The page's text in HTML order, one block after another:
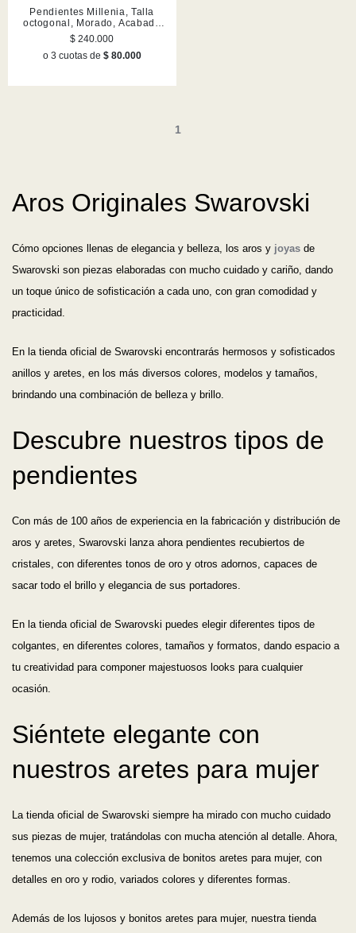
Pendientes Millenia, Talla
octogonal, Morado, Acabado
en tono oro
$ 240.000
o 3 cuotas de $ 80.000
1
Aros Originales Swarovski
Cómo opciones llenas de elegancia y belleza, los aros y joyas de
Swarovski son piezas elaboradas con mucho cuidado y cariño, dando
un toque único de sofisticación a cada uno, con gran comodidad y
practicidad.
En la tienda oficial de Swarovski encontrarás hermosos y sofisticados
anillos y aretes, en los más diversos colores, modelos y tamaños,
brindando una combinación de belleza y brillo.
Descubre nuestros tipos de
pendientes
Con más de 100 años de experiencia en la fabricación y distribución de
aros y aretes, Swarovski lanza ahora pendientes recubiertos de
cristales, con diferentes tonos de oro y otros adornos, capaces de
sacar todo el brillo y elegancia de sus portadores.
En la tienda oficial de Swarovski puedes elegir diferentes tipos de
colgantes, en diferentes colores, tamaños y formatos, dando espacio a
tu creatividad para componer majestuosos looks para cualquier
ocasión.
Siéntete elegante con
nuestros aretes para mujer
La tienda oficial de Swarovski siempre ha mirado con mucho cuidado
sus piezas de mujer, tratándolas con mucha atención al detalle. Ahora,
tenemos una colección exclusiva de bonitos aretes para mujer, con
detalles en oro y rodio, variados colores y diferentes formas.
Además de los lujosos y bonitos aretes para mujer, nuestra tienda